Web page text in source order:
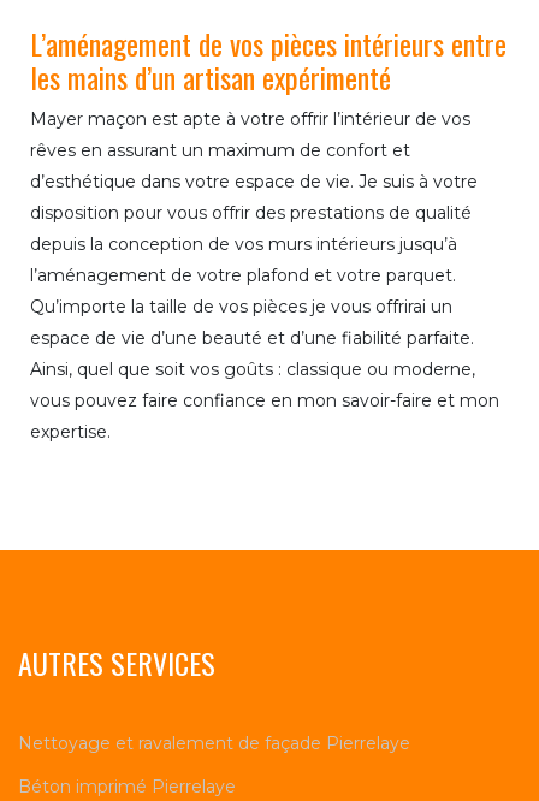
L’aménagement de vos pièces intérieurs entre
les mains d’un artisan expérimenté
Mayer maçon est apte à votre offrir l’intérieur de vos
rêves en assurant un maximum de confort et
d’esthétique dans votre espace de vie. Je suis à votre
disposition pour vous offrir des prestations de qualité
depuis la conception de vos murs intérieurs jusqu’à
l’aménagement de votre plafond et votre parquet.
Qu’importe la taille de vos pièces je vous offrirai un
espace de vie d’une beauté et d’une fiabilité parfaite.
Ainsi, quel que soit vos goûts : classique ou moderne,
vous pouvez faire confiance en mon savoir-faire et mon
expertise.
AUTRES SERVICES
Nettoyage et ravalement de façade Pierrelaye
Béton imprimé Pierrelaye